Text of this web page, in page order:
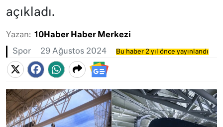
açıkladı.
Yazan: 10Haber Haber Merkezi
Spor 29 Ağustos 2024 Bu haber 2 yıl önce yayınlandı